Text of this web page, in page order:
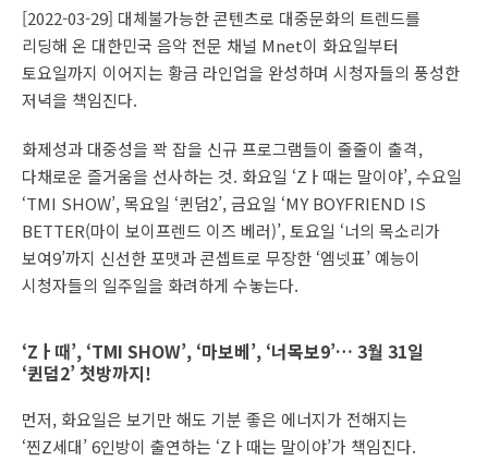
[2022-03-29] 대체불가능한 콘텐츠로 대중문화의 트렌드를
리딩해 온 대한민국 음악 전문 채널 Mnet이 화요일부터
토요일까지 이어지는 황금 라인업을 완성하며 시청자들의 풍성한
저녁을 책임진다.
화제성과 대중성을 꽉 잡을 신규 프로그램들이 줄줄이 출격,
다채로운 즐거움을 선사하는 것. 화요일 ‘Zㅏ때는 말이야’, 수요일
‘TMI SHOW’, 목요일 ‘퀸덤2’, 금요일 ‘MY BOYFRIEND IS
BETTER(마이 보이프렌드 이즈 베러)’, 토요일 ‘너의 목소리가
보여9’까지 신선한 포맷과 콘셉트로 무장한 ‘엠넷표’ 예능이
시청자들의 일주일을 화려하게 수놓는다.
‘Zㅏ때’, ‘TMI SHOW’, ‘마보베’, ‘너목보9’… 3월 31일
‘퀸덤2’ 첫방까지!
먼저, 화요일은 보기만 해도 기분 좋은 에너지가 전해지는
‘찐Z세대’ 6인방이 출연하는 ‘Zㅏ때는 말이야’가 책임진다.